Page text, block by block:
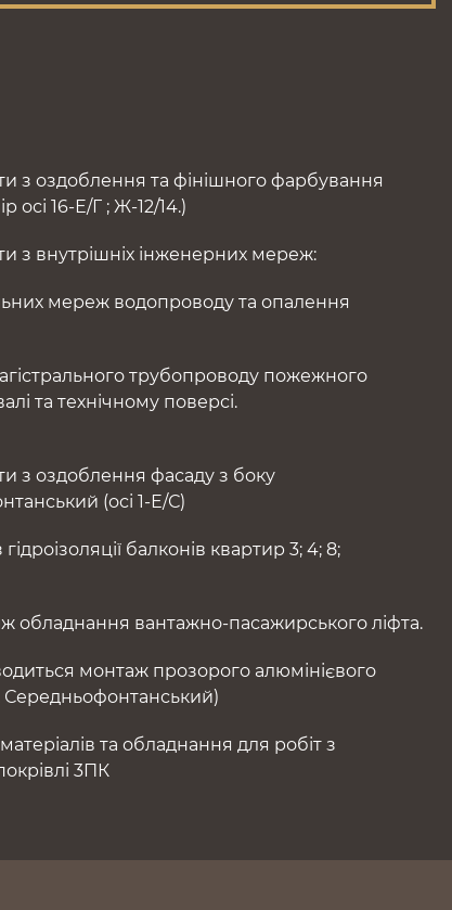
з оздоблення та фінішного фарбування
осі 16-Е/Г ; Ж-12/14.)
з внутрішніх інженерних мереж:
мереж водопроводу та опалення
трубопроводу пожежного
та технічному поверсі.
з оздоблення фасаду з боку
(осі 1-Е/С)
балконів квартир 3; 4; 8;
обладнання вантажно-пасажирського ліфта.
монтаж прозорого алюмінієвого
Середньофонтанський)
та обладнання для робіт з
3ПК